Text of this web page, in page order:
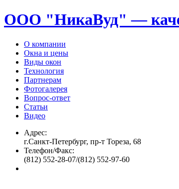
ООО "НикаВуд" —
О компании
Окна и цены
Виды окон
Технология
Партнерам
Фотогалерея
Вопрос-ответ
Статьи
Видео
Адрес:
г.Санкт-Петербург, пр-т Тореза, 68
Телефон/Факс:
(812) 552-28-07/(812) 552-97-60